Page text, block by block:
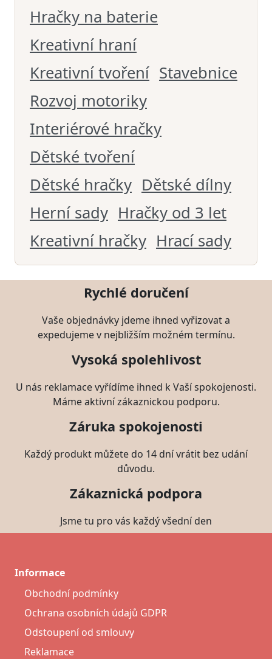
Hračky na baterie
Kreativní hraní
Kreativní tvoření Stavebnice
Rozvoj motoriky
Interiérové hračky
Dětské tvoření
Dětské hračky Dětské dílny
Herní sady Hračky od 3 let
Kreativní hračky Hrací sady
Rychlé doručení
Vaše objednávky jdeme ihned vyřizovat a
expedujeme v nejbližším možném termínu.
Vysoká spolehlivost
U nás reklamace vyřídíme ihned k Vaší spokojenosti.
Máme aktivní zákaznickou podporu.
Záruka spokojenosti
Každý produkt můžete do 14 dní vrátit bez udání
důvodu.
Zákaznická podpora
Jsme tu pro vás každý všední den
Informace
Obchodní podmínky
Ochrana osobních údajů GDPR
Odstoupení od smlouvy
Reklamace